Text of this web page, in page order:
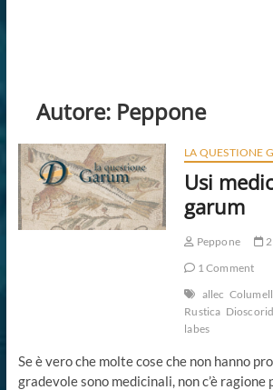
Autore: Peppone
LA QUESTIONE
Usi
garum
Peppone
1 Comment
allec
Rustica
labes
Se è vero che molte cose che non hanno
gradevole sono medicinali, non c’è ragione